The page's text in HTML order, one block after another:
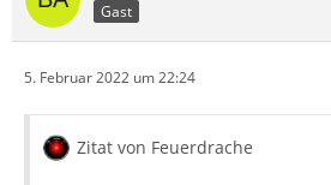
Gast
5. Februar 2022 um 22:24
Zitat von Feuerdrache